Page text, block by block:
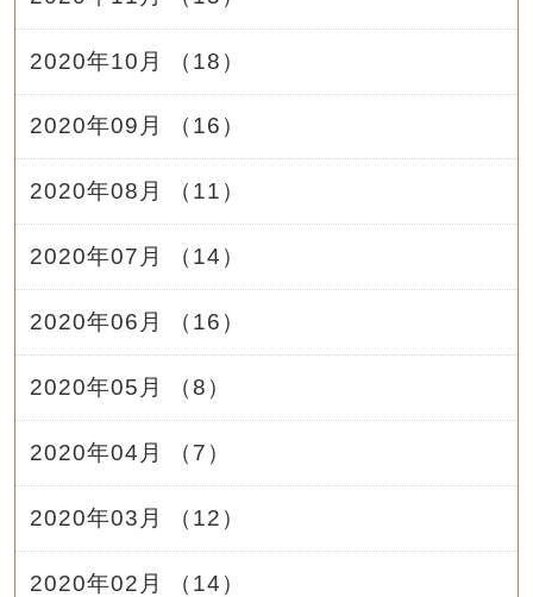
2020年10月 （18）
2020年09月 （16）
2020年08月 （11）
2020年07月 （14）
2020年06月 （16）
2020年05月 （8）
2020年04月 （7）
2020年03月 （12）
2020年02月 （14）